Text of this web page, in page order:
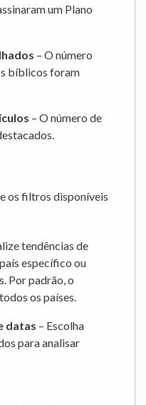
um Plano
– O número
bíblicos foram
– O número de
os filtros disponíveis
tendências de
específico ou
Por padrão, o
os países.
datas – Escolha
para analisar